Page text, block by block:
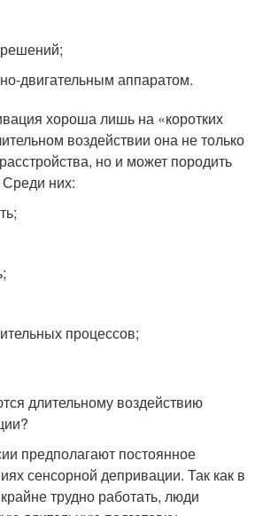
двигательным аппаратом.
хороша лишь на «коротких
воздействии она не только
но и может породить
них:
процессов;
длительному воздействию
предполагают постоянное
сенсорной депривации. Так как в
трудно работать, люди